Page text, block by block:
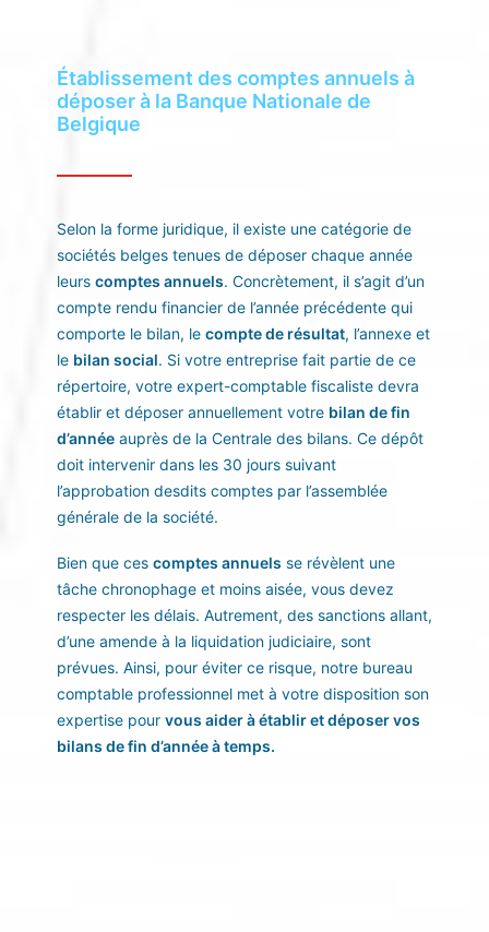
Établissement des comptes annuels à
déposer à la Banque Nationale de
Belgique
Selon la forme juridique, il existe une catégorie de
sociétés belges tenues de déposer chaque année
leurs comptes annuels. Concrètement, il s’agit d’un
compte rendu financier de l’année précédente qui
comporte le bilan, le compte de résultat, l’annexe et
le bilan social. Si votre entreprise fait partie de ce
répertoire, votre expert-comptable fiscaliste devra
établir et déposer annuellement votre bilan de fin
d’année auprès de la Centrale des bilans. Ce dépôt
doit intervenir dans les 30 jours suivant
l’approbation desdits comptes par l’assemblée
générale de la société.
Bien que ces comptes annuels se révèlent une
tâche chronophage et moins aisée, vous devez
respecter les délais. Autrement, des sanctions allant,
d’une amende à la liquidation judiciaire, sont
prévues. Ainsi, pour éviter ce risque, notre bureau
comptable professionnel met à votre disposition son
expertise pour vous aider à établir et déposer vos
bilans de fin d’année à temps.